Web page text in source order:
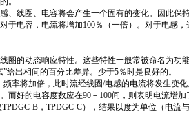
、线圈、电容将会产生一个固有的变化。因此保
于电容，电流将增加100％（一倍）。对于电感
圈的动态响应特性。这些特性一般常被命名为功
出相间的百分比差异。少于5％时是良好的。
率将加倍，此时流经线圈/电感的电流将发生变
而好的电容度数应在90－100间，则表明电流增加
B，TPDGC-C），结果以度为单位（电流